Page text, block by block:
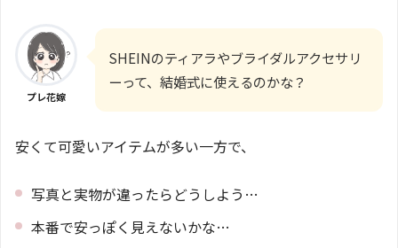
プレ花嫁
SHEINのティアラやブライダルアクセサリ
ーって、結婚式に使えるのかな？
安くて可愛いアイテムが多い一方で、
写真と実物が違ったらどうしよう…
本番で安っぽく見えないかな…